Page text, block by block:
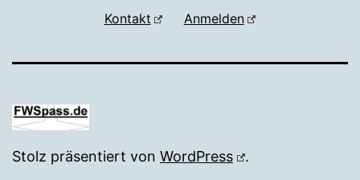
Kontakt Anmelden
Stolz präsentiert von WordPress .